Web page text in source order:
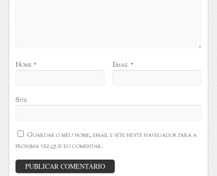
Nome * Email *
Site
Guardar o meu nome, email e site neste navegador para a
próxima vez que eu comentar.